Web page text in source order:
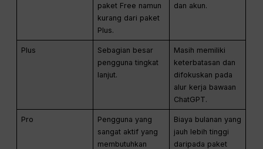
paket Free namun
kurang dari paket
Plus.
dan akun.
Plus
Sebagian besar
pengguna tingkat
lanjut.
Masih memiliki
keterbatasan dan
difokuskan pada
alur kerja bawaan
ChatGPT.
Pro
Pengguna yang
sangat aktif yang
membutuhkan
Biaya bulanan yang
jauh lebih tinggi
daripada paket